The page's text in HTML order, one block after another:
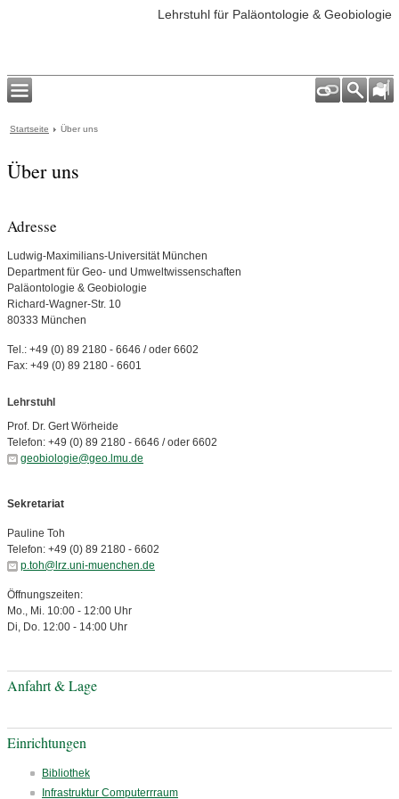
Lehrstuhl für Paläontologie & Geobiologie
Startseite Über uns
Über uns
Adresse
Ludwig-Maximilians-Universität München
Department für Geo- und Umweltwissenschaften
Paläontologie & Geobiologie
Richard-Wagner-Str. 10
80333 München
Tel.: +49 (0) 89 2180 - 6646 / oder 6602
Fax: +49 (0) 89 2180 - 6601
Lehrstuhl
Prof. Dr. Gert Wörheide
Telefon: +49 (0) 89 2180 - 6646 / oder 6602
geobiologie@geo.lmu.de
Sekretariat
Pauline Toh
Telefon: +49 (0) 89 2180 - 6602
p.toh@lrz.uni-muenchen.de
Öffnungszeiten:
Mo., Mi. 10:00 - 12:00 Uhr
Di, Do. 12:00 - 14:00 Uhr
Anfahrt & Lage
Einrichtungen
Bibliothek
Infrastruktur Computerrraum